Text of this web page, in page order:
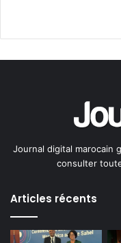
Journal digital marocain
consulter
Articles récents